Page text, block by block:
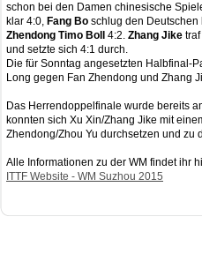
schon bei den Damen chinesische
klar 4:0, Fang Bo schlug den Deutschen
Zhendong Timo Boll
4:2. Zhang Jike
und setzte sich 4:1 durch.
Die für Sonntag angesetzten Halbfinal-
Long gegen Fan Zhendong und Zhang
Das Herrendoppelfinale wurde bereits
konnten sich Xu Xin/Zhang Jike mit
Zhendong/Zhou Yu durchsetzen und zu
Alle Informationen zu der WM findet ihr
ITTF Website - WM Suzhou 2015